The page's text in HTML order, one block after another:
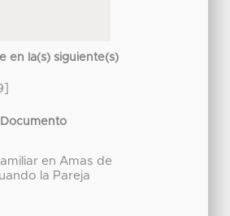
en la(s) siguiente(s)
en Amas de
la Pareja